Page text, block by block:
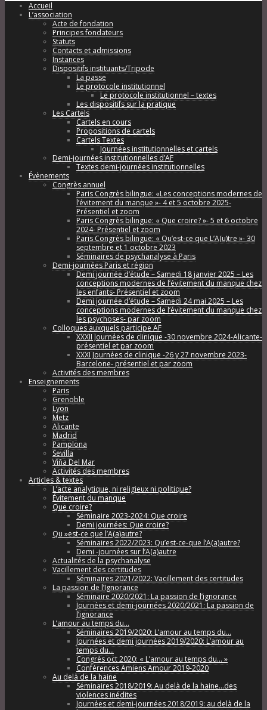
Accueil
L’association
Acte de fondation
Principes fondateurs
Statuts
Contacts et admissions
Instances
Dispositifs instituants/Tripode
La passe
Le protocole institutionnel
Le protocole institutionnel – textes
Les dispositifs sur la pratique
Les Cartels
Cartels en cours
Propositions de cartels
Cartels Textes
Journées institutionnelles et cartels
Demi-journées institutionnelles d’AF
Textes demi-journées institutionnelles
Évènements
Congrès annuel
Paris Congrès bilingue: «Les conceptions modernes de
l’évitement du manque »- 4 et 5 octobre 2025-
Présentiel et zoom
Paris Congrès bilingue: « Que croire? »- 5 et 6 octobre
2024- Présentiel et zoom
Paris Congrès bilingue: « Qu’est-ce que L’A(u)tre »- 30
septembre et 1 octobre 2023
Séminaires de psychanalyse à Paris
Demi-journées Paris et région
Demi journée d’étude – Samedi 18 janvier 2025 – Les
conceptions modernes de l’évitement du manque chez
les enfants- Présentiel et zoom
Demi journée d’étude – Samedi 24 mai 2025 – Les
conceptions modernes de l’évitement du manque chez
les psychoses- par zoom
Colloques auxquels participe AF
XXXII Journées de clinique -30 novembre 2024-Alicante-
présentiel et par zoom
XXXI Journées de clinique -26 y 27 novembre 2023-
Barcelone- présentiel et par zoom
Activités des membres
Enseignements
Paris
Grenoble
Lyon
Metz
Alicante
Madrid
Pamplona
Sevilla
Viña Del Mar
Activités des membres
Articles & textes
L’acte analytique, ni religieux ni politique?
Évitement du manque
Que croire?
Séminaire 2023-2024: Que croire
Demi journées: Que croire?
Qu »est-ce que l’A(a)autre?
Séminaires 2022/2023: Qu’est-ce-que l’A(a)autre?
Demi -journées sur l’A(a)autre
Actualités de la psychanalyse
Vacillement des certitudes
Séminaires 2021/2022: Vacillement des certitudes
La passion de l’Ignorance
Séminaire 2020/2021: La passion de l’ignorance
Journées et demi-journées 2020/2021: La passion de
l’ignorance
L’amour au temps du…
Séminaires 2019/2020: L’amour au temps du…
Journées et demi journées 2019/2020: L’amour au
temps du…
Congrès oct 2020: « L’amour au temps du… »
Conférences Amiens Amour 2019-2020
Au delà de la haine
Séminaires 2018/2019: Au delà de la haine…des
violences inédites
Journées et demi-journées 2018/2019: au delà de la